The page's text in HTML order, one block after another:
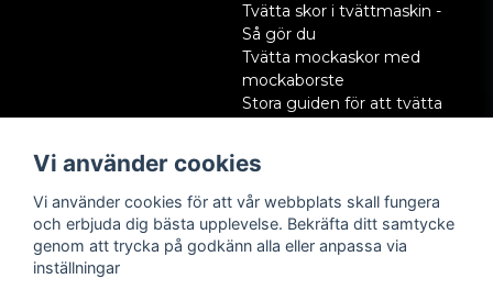
Tvätta skor i tvättmaskin -
Så gör du
Tvätta mockaskor med
mockaborste
Stora guiden för att tvätta
gör du
Så tvättar du vita skor:
steg-för-steg
Vi använder cookies
Vi använder cookies för att vår webbplats skall fungera
och erbjuda dig bästa upplevelse. Bekräfta ditt samtycke
genom att trycka på godkänn alla eller anpassa via
inställningar